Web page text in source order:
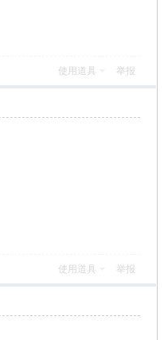
使用道具 举报
使用道具 举报